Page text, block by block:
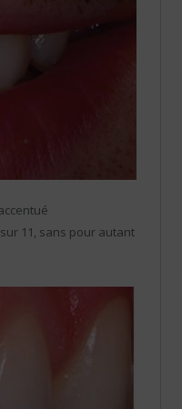
11, sans pour autant